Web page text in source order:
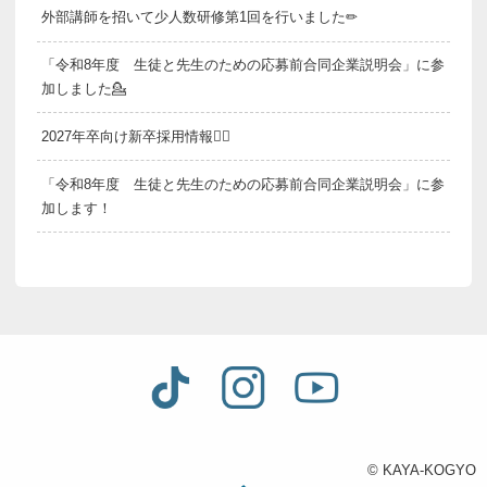
外部講師を招いて少人数研修第1回を行いました✏
「令和8年度 生徒と先生のための応募前合同企業説明会」に参
加しました💁
2027年卒向け新卒採用情報💁‍♂️
「令和8年度 生徒と先生のための応募前合同企業説明会」に参
加します！
© KAYA-KOGYO